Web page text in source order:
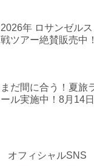
2026年 ロサンゼル
戦ツアー絶賛販売中！
まだ間に合う！夏旅
ール実施中！8月14
オフィシャルSNS